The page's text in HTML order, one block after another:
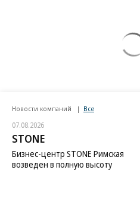
Новости компаний Все
07.08.2026
STONE
Бизнес-центр STONE Римская
возведен в полную высоту